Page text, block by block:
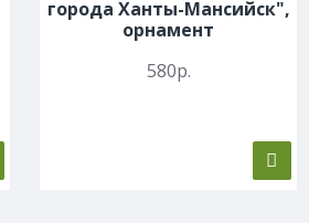
города Ханты-Мансийск",
орнамент
580р.